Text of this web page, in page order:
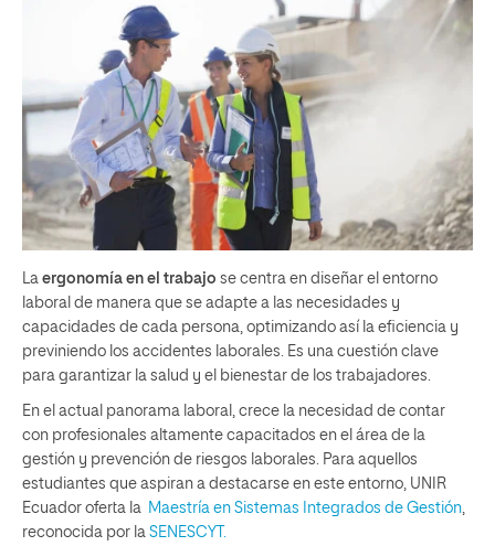
La ergonomía en el trabajo se centra en diseñar el entorno
laboral de manera que se adapte a las necesidades y
capacidades de cada persona, optimizando así la eficiencia y
previniendo los accidentes laborales. Es una cuestión clave
para garantizar la salud y el bienestar de los trabajadores.
En el actual panorama laboral, crece la necesidad de contar
con profesionales altamente capacitados en el área de la
gestión y prevención de riesgos laborales. Para aquellos
estudiantes que aspiran a destacarse en este entorno, UNIR
Ecuador oferta la
Maestría en Sistemas Integrados de Gestión
reconocida por la SENESCYT.